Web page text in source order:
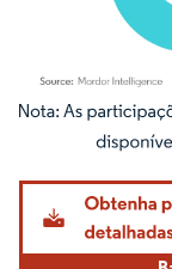
Imagem © Mordor